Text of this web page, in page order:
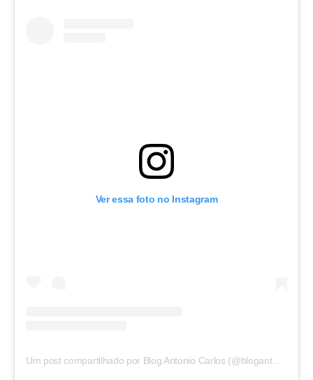
Ver essa foto no Instagram
Um post compartilhado por Blog Antonio Carlos (@blogantoniocarlos)